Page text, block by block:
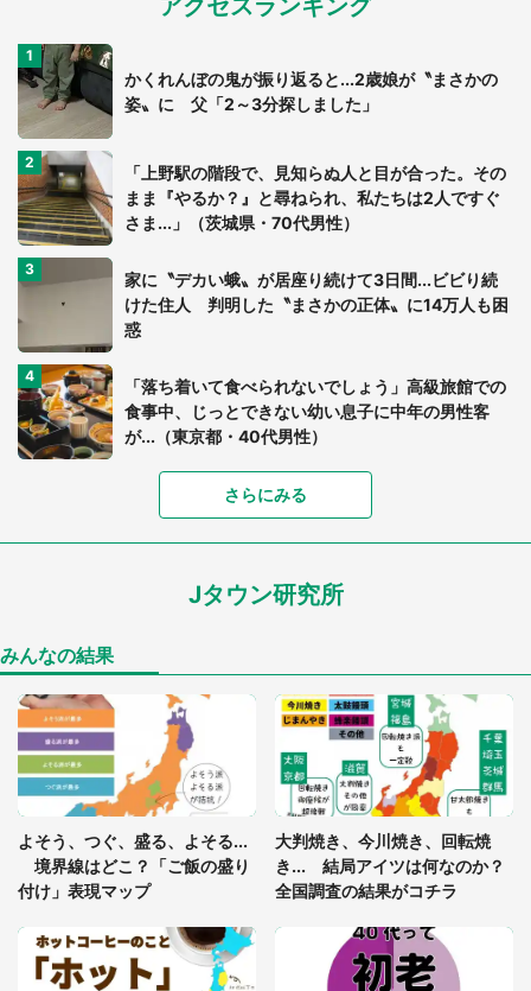
アクセスランキング
かくれんぼの鬼が振り返ると...2歳娘が〝まさかの
姿〟に 父「2～3分探しました」
「上野駅の階段で、見知らぬ人と目が合った。その
まま『やるか？』と尋ねられ、私たちは2人ですぐ
さま...」（茨城県・70代男性）
家に〝デカい蛾〟が居座り続けて3日間...ビビり続
けた住人 判明した〝まさかの正体〟に14万人も困
惑
「落ち着いて食べられないでしょう」高級旅館での
食事中、じっとできない幼い息子に中年の男性客
が...（東京都・40代男性）
「可愛いのにホラー」「事件性を感じる」 ふわふ
「孫にあげると思って、あなたにこれをあげる」
「ゾワゾワする」「本当に気持ち悪い」 道端でバ
グっちゃってた〝野生の野菜〟に6.5万人戦慄
「閉所恐怖症の私は新幹線で大パニック。隣席の青
年に『手を繋いで』とお願いしたら...」 体験談に
8万人感動
7万人驚がく 「お菓子売り場ならまだしも...」「ハ
ードル高い」
さらにみる
Jタウン研究所
みんなの結果
よそう、つぐ、盛る、よそる...
境界線はどこ？「ご飯の盛り
付け」表現マップ
大判焼き、今川焼き、回転焼
き... 結局アイツは何なのか？
全国調査の結果がコチラ